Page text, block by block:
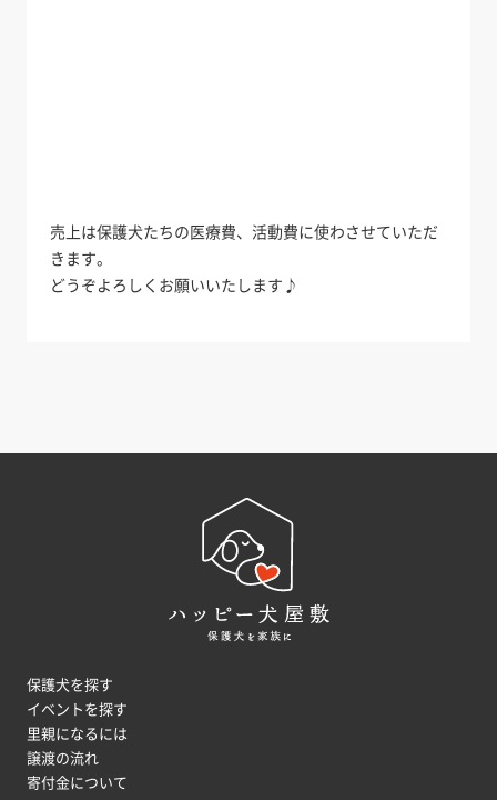
売上は保護犬たちの医療費、活動費に使わさせていただ
きます。
どうぞよろしくお願いいたします♪
保護犬を探す
イベントを探す
里親になるには
譲渡の流れ
寄付金について